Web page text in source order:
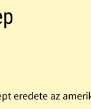
eredete az